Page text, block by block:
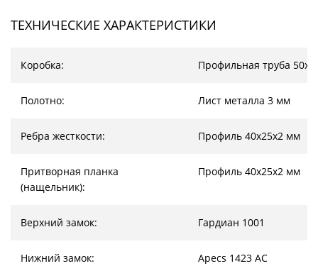
ТЕХНИЧЕСКИЕ ХАРАКТЕРИСТИКИ
Коробка: Профильная труба
Полотно: Лист металла 3 мм
Ребра жесткости: Профиль 40х25х2 мм
Притворная планка
(нащельник):
Профиль 40х25х2 мм
Верхний замок: Гардиан 1001
Нижний замок: Apecs 1423 AC